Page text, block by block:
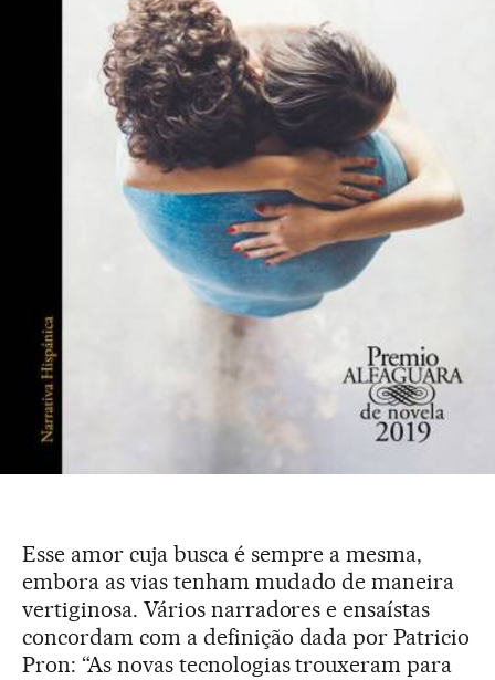
Esse amor cuja busca é sempre a mesma,
embora as vias tenham mudado de maneira
vertiginosa. Vários narradores e ensaístas
concordam com a definição dada por Patricio
Pron: “As novas tecnologias trouxeram para